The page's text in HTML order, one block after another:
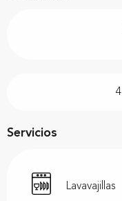
Servicios
Lavavajillas